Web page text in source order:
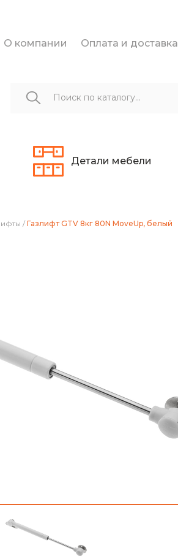
О компании Оплата и доставка
Детали мебели
/ Газлифт GTV 8кг 80N MoveUp, белый